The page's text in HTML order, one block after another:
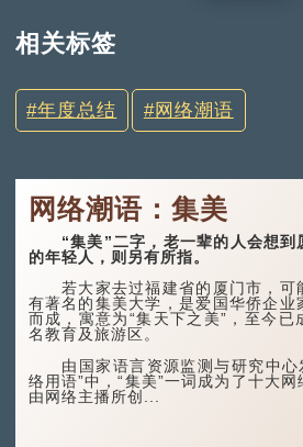
相关标签
年度总结 网络潮语
网络潮语：集美
“集美”二字，老一辈的人会想到
的年轻人，则另有所指。
若大家去过福建省的厦门市，可
有著名的集美大学，是爱国华侨企业
而成，寓意为“集天下之美”，至今已
名教育及旅游区。
由国家语言资源监测与研究中心
络用语”中，“集美”一词成为了十大
由网络主播所创...